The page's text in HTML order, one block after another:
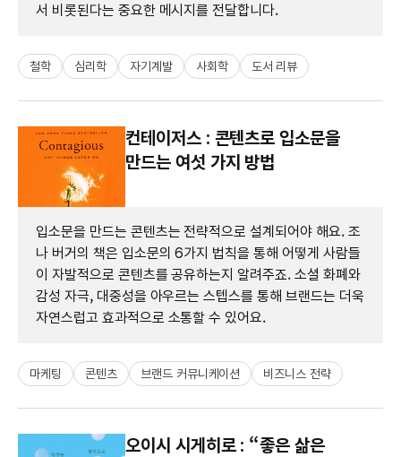
서 비롯된다는 중요한 메시지를 전달합니다.
철학 심리학 자기계발 사회학 도서 리뷰
컨테이저스 : 콘텐츠로 입소문을
만드는 여섯 가지 방법
입소문을 만드는 콘텐츠는 전략적으로 설계되어야 해요. 조
나 버거의 책은 입소문의 6가지 법칙을 통해 어떻게 사람들
이 자발적으로 콘텐츠를 공유하는지 알려주죠. 소셜 화폐와
감성 자극, 대중성을 아우르는 스텝스를 통해 브랜드는 더욱
자연스럽고 효과적으로 소통할 수 있어요.
마케팅 콘텐츠 브랜드 커뮤니케이션 비즈니스 전략
오이시 시게히로 : “좋은 삶은